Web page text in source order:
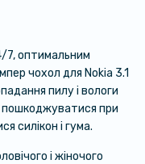
7, оптимальним
чохол для Nokia 3.1
пилу і вологи
пошкоджуватися при
силікон і гума.
і жіночого